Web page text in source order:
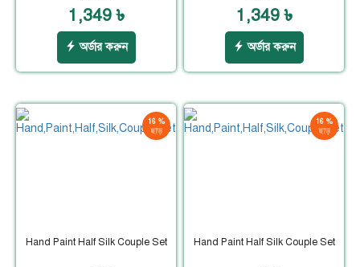
1,349 ৳
অর্ডার করুন
1,349 ৳
অর্ডার করুন
16 %
ছাড়
Hand Paint Half Silk Couple Set
16 %
ছাড়
Hand Paint Half Silk Couple Set